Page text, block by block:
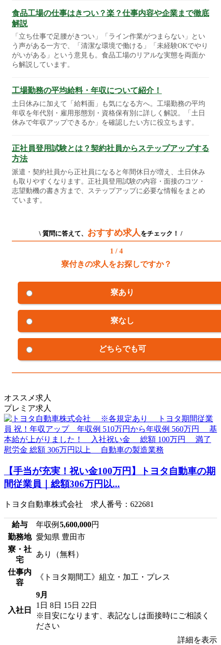
食品工場の仕事はきつい？楽？仕事内容や企業まで徹底
解説
「立ち仕事で足腰がきつい」「ライン作業がつまらない」とい
う声がある一方で、「清潔な環境で働ける」「未経験OKでやり
がいがある」という意見も。食品工場のリアルな実態を両面か
ら解説しています。
工場勤務の平均給料・年収について紹介！
土日休みに加えて「給料面」も気になる方へ。工場勤務の平均
年収を年代別・雇用形態別・資格保有別に詳しく解説。「土日
休みで年収アップできるか」を確認したい方に役立ちます。
正社員登用試験とは？契約社員からステップアップする
方法
派遣・契約社員から正社員になると年間休日が増え、土日休み
も取りやすくなります。正社員登用試験の内容・面接のコツ・
志望動機の書き方まで、ステップアップに必要な情報をまとめ
ています。
\ 質問に答えて、 おすすめ求人 をチェック！ /
1 / 4
寮付きの求人をお探しですか？
寮あり
寮なし
どちらでも可
オススメ求人
プレミア求人
【手当が充実！祝い金100万円】トヨタ自動車の期
間従業員｜総額306万円以...
トヨタ自動車株式会社 求人番号：622681
給与 年収例 5,600,000円
勤務地 愛知県 豊田市
寮・社
宅
あり（無料）
仕事内
容
《トヨタ期間工》組立・加工・プレス
入社日
9月
1日 8日 15日 22日
※目安になります、表記なしは面接時にご相談く
ださい
詳細を表示